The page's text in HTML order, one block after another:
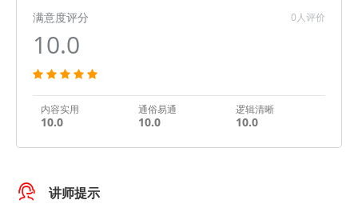
满意度评分
10.0
内容实用
10.0
通俗易通
10.0
逻辑清晰
10.0
0人评价
讲师提示